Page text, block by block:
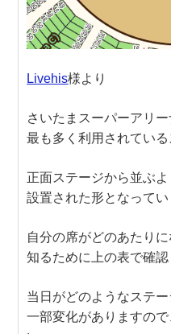
Livehis様より
さいたまスーパーアリ
最も多く利用されている
正面ステージから並ぶ
設置された形となってい
自分の席がどのあたり
知るために上の表で確認
当日がどのようなステ
一部変化がありますの